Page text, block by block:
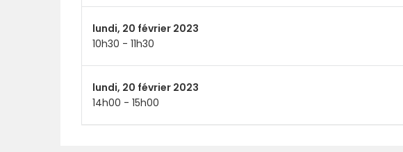
lundi, 20 février 2023
10h30 - 11h30
lundi, 20 février 2023
14h00 - 15h00